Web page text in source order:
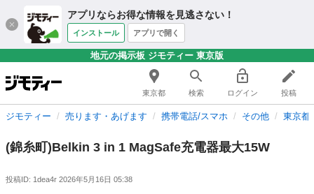
アプリならお得な情報を見逃さない！
インストール アプリで開く
地元の掲示板 ジモティー 東京版
東京都 検索 ログイン 投稿
ジモティー 売ります・あげます 携帯電話/スマホ その他 東京都
(錦糸町)Belkin 3 in 1 MagSafe充電器最大15W
投稿ID: 1dea4r 2026年5月16日 05:38